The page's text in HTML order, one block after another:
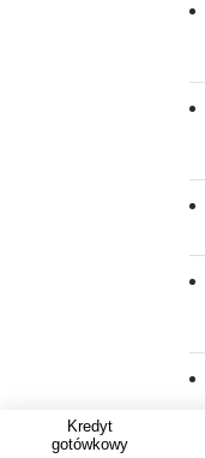
Kredyt
gotówkowy